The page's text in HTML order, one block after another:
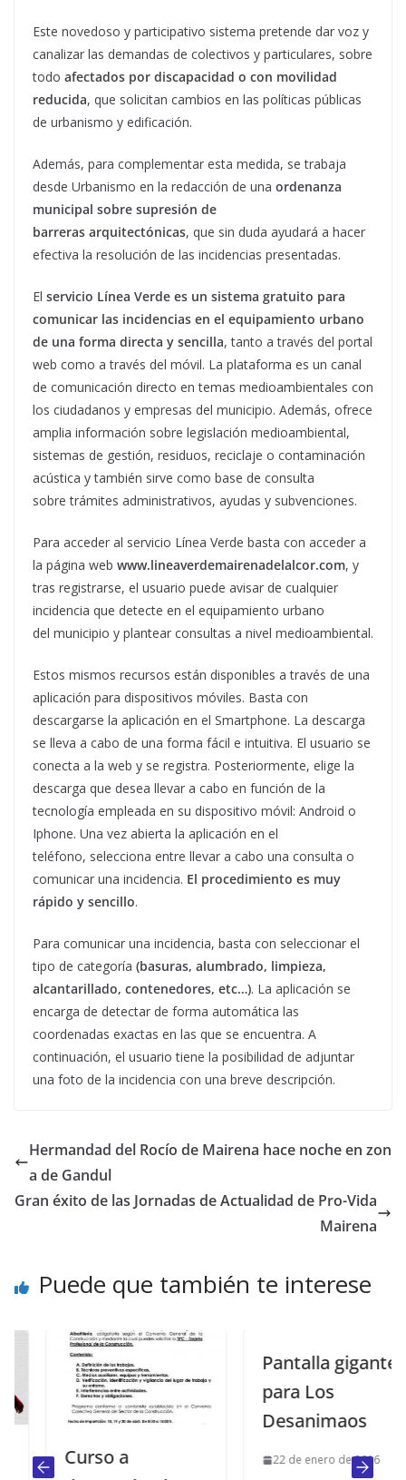
Este novedoso y participativo sistema pretende dar voz y
canalizar las demandas de colectivos y particulares, sobre
todo afectados por discapacidad o con movilidad
reducida, que solicitan cambios en las políticas públicas
de urbanismo y edificación.
Además, para complementar esta medida, se trabaja
desde Urbanismo en la redacción de una ordenanza
municipal sobre supresión de
barreras arquitectónicas, que sin duda ayudará a hacer
efectiva la resolución de las incidencias presentadas.
El servicio Línea Verde es un sistema gratuito para
comunicar las incidencias en el equipamiento urbano
de una forma directa y sencilla, tanto a través del portal
web como a través del móvil. La plataforma es un canal
de comunicación directo en temas medioambientales con
los ciudadanos y empresas del municipio. Además, ofrece
amplia información sobre legislación medioambiental,
sistemas de gestión, residuos, reciclaje o contaminación
acústica y también sirve como base de consulta
sobre trámites administrativos, ayudas y subvenciones.
Para acceder al servicio Línea Verde basta con acceder a
la página web www.lineaverdemairenadelalcor.com, y
tras registrarse, el usuario puede avisar de cualquier
incidencia que detecte en el equipamiento urbano
del municipio y plantear consultas a nivel medioambiental.
Estos mismos recursos están disponibles a través de una
aplicación para dispositivos móviles. Basta con
descargarse la aplicación en el Smartphone. La descarga
se lleva a cabo de una forma fácil e intuitiva. El usuario se
conecta a la web y se registra. Posteriormente, elige la
descarga que desea llevar a cabo en función de la
tecnología empleada en su dispositivo móvil: Android o
Iphone. Una vez abierta la aplicación en el
teléfono, selecciona entre llevar a cabo una consulta o
comunicar una incidencia. El procedimiento es muy
rápido y sencillo.
Para comunicar una incidencia, basta con seleccionar el
tipo de categoría (basuras, alumbrado, limpieza,
alcantarillado, contenedores, etc…). La aplicación se
encarga de detectar de forma automática las
coordenadas exactas en las que se encuentra. A
continuación, el usuario tiene la posibilidad de adjuntar
una foto de la incidencia con una breve descripción.
Hermandad del Rocío de Mairena hace noche en zon
a de Gandul
Gran éxito de las Jornadas de Actualidad de Pro-Vida
Mairena
Puede que también te interese
Curso a
Pantalla gigante
para Los
Desanimaos
22 de enero de 2016